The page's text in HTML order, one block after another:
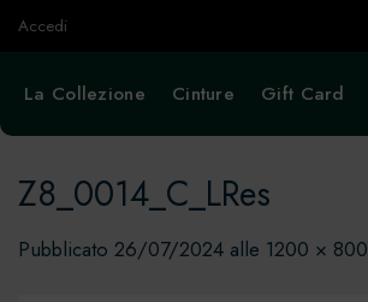
SaltaAccedi
La Collezione Cinture Gift Card
Z8_0014_C_LRes
Pubblicato 26/07/2024 alle 1200 × 800